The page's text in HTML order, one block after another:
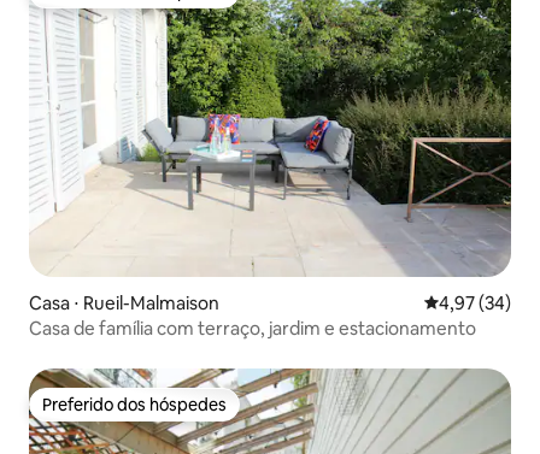
Casa ⋅ Rueil-Malmaison 4,97 de uma
4,97 (34)
Casa de família com terraço, jardim e estacionamento
Preferido dos hóspedes
Preferido dos hóspedes